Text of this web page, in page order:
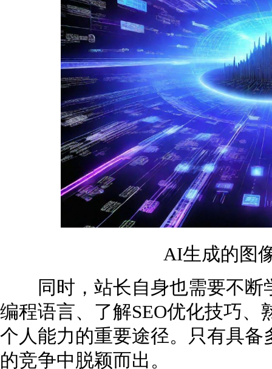
AI生成的图
同时，站长自身也需要不断
编程语言、了解SEO优化技巧
个人能力的重要途径。只有具
的竞争中脱颖而出。